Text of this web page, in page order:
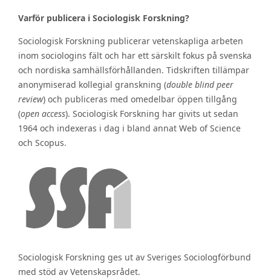
Varför publicera i Sociologisk Forskning?
Sociologisk Forskning publicerar vetenskapliga arbeten
inom sociologins fält och har ett särskilt fokus på svenska
och nordiska samhällsförhållanden. Tidskriften tillämpar
anonymiserad kollegial granskning (double blind peer
review) och publiceras med omedelbar öppen tillgång
(open access). Sociologisk Forskning har givits ut sedan
1964 och indexeras i dag i bland annat Web of Science
och Scopus.
Sociologisk Forskning ges ut av Sveriges Sociologförbund
med stöd av Vetenskapsrådet.